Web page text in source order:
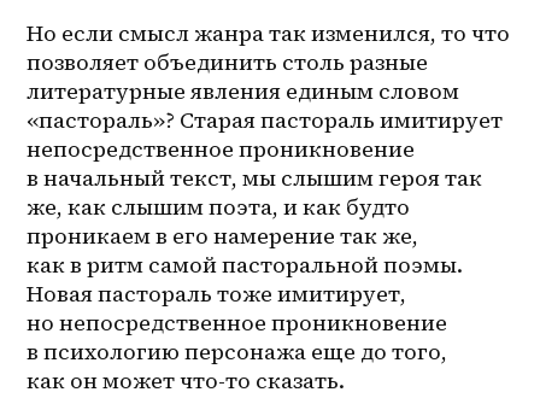
Но если смысл жанра так изменился, то что
позволяет объединить столь разные
литературные явления единым словом
«пастораль»? Старая пастораль имитирует
непосредственное проникновение
в начальный текст, мы слышим героя так
же, как слышим поэта, и как будто
проникаем в его намерение так же,
как в ритм самой пасторальной поэмы.
Новая пастораль тоже имитирует,
но непосредственное проникновение
в психологию персонажа еще до того,
как он может что-то сказать.